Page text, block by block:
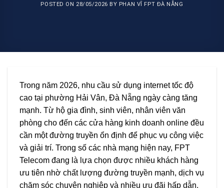
POSTED ON 28/05/2026 BY PHAN VĨ FPT ĐÀ NẴNG
Trong năm 2026, nhu cầu sử dụng internet tốc độ
cao tại phường Hải Vân, Đà Nẵng ngày càng tăng
mạnh. Từ hộ gia đình, sinh viên, nhân viên văn
phòng cho đến các cửa hàng kinh doanh online đều
cần một đường truyền ổn định để phục vụ công việc
và giải trí. Trong số các nhà mạng hiện nay, FPT
Telecom đang là lựa chọn được nhiều khách hàng
ưu tiên nhờ chất lượng đường truyền mạnh, dịch vụ
chăm sóc chuyên nghiệp và nhiều ưu đãi hấp dẫn.